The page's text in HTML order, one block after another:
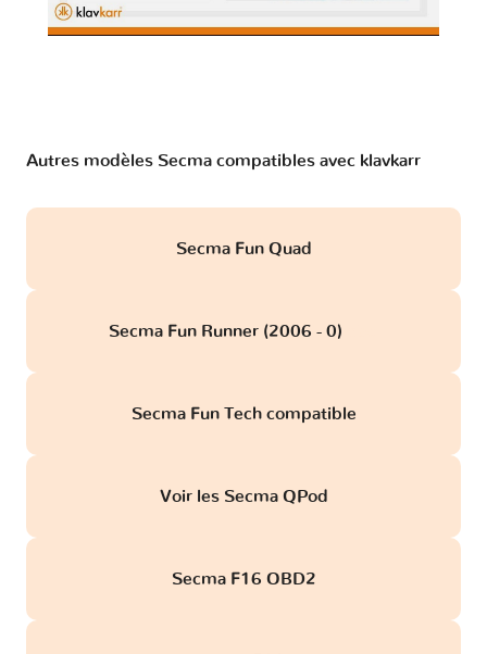
Autres modèles Secma compatibles avec klavkarr
Secma Fun Quad
Secma Fun Runner (2006 - 0)
Secma Fun Tech compatible
Voir les Secma QPod
Secma F16 OBD2